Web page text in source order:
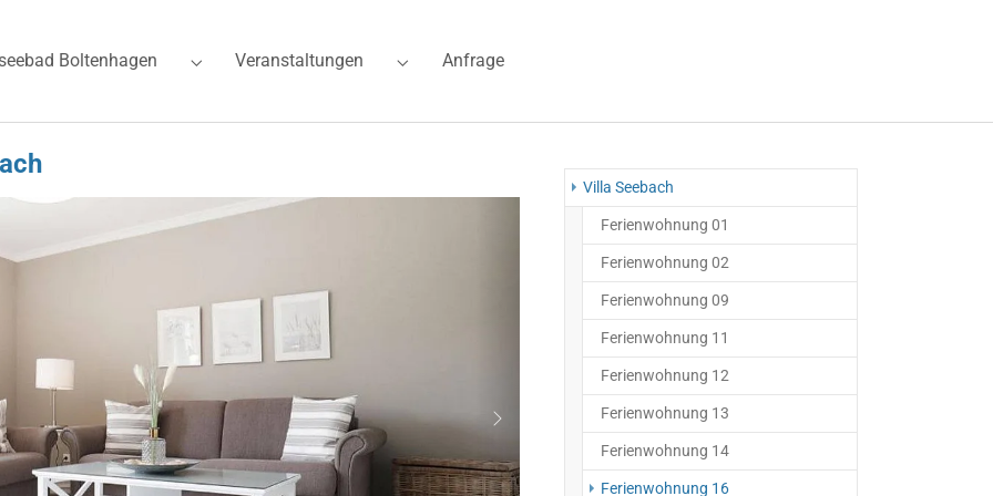
"Ferienwohnungen"
Boltenhagen
Submenu for "Ostseebad Boltenhagen"
Veranstaltungen
Submenu for "Veranstaltungen"
Anfrage
Weiter
Villa Seebach
Ferienwohnung 01
Ferienwohnung 02
Ferienwohnung 09
Ferienwohnung 11
Ferienwohnung 12
Ferienwohnung 13
Ferienwohnung 14
Ferienwohnung 16(current)